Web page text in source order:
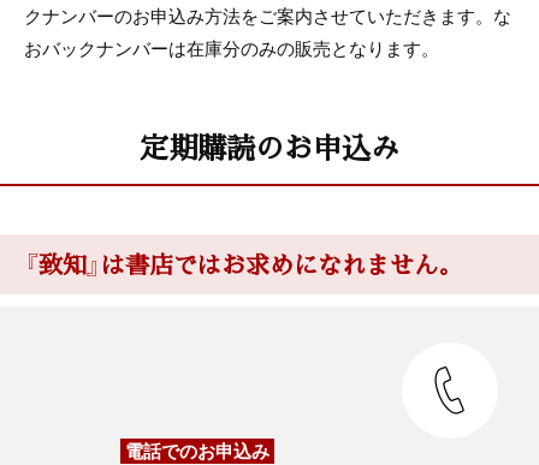
クナンバーのお申込み方法をご案内させていただきます。な
おバックナンバーは在庫分のみの販売となります。
定期購読のお申込み
『致知』は書店ではお求めになれません。
電話でのお申込み